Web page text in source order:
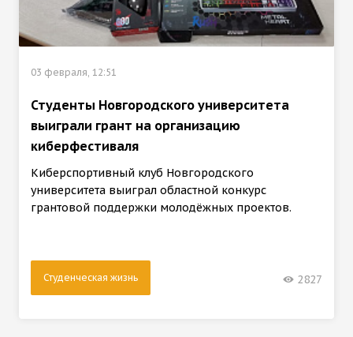
03 февраля, 12:51
Студенты Новгородского университета
выиграли грант на организацию
киберфестиваля
Киберспортивный клуб Новгородского
университета выиграл областной конкурс
грантовой поддержки молодёжных проектов.
Студенческая жизнь 2827